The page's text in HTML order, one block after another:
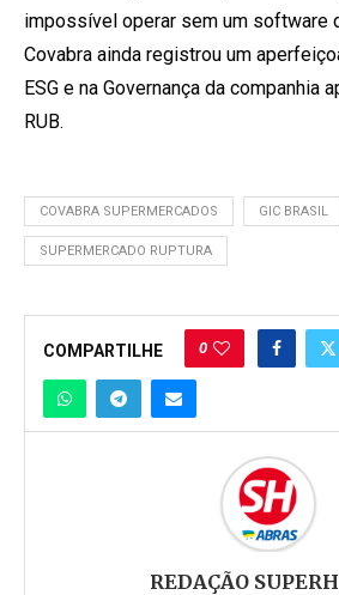
impossível operar sem um software
Covabra ainda registrou um
ESG e na Governança da companhia
RUB.
COVABRA SUPERMERCADOS GIC BRASIL
SUPERMERCADO RUPTURA
COMPARTILHE 0
REDAÇÃO